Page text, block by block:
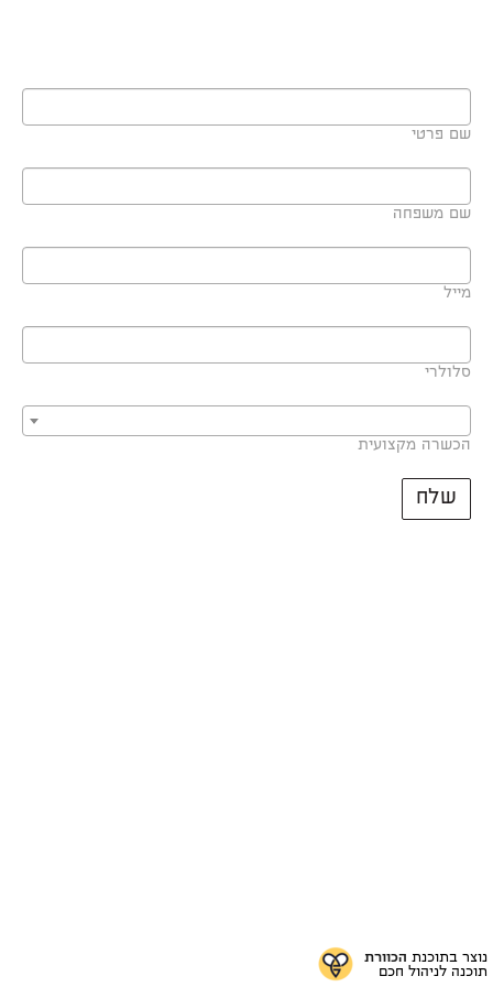
שם פרטי
שם משפחה
מייל
סלולרי
הכשרה מקצועית
שלח
נוצר בתוכנת הכוורת
תוכנה לניהול חכם